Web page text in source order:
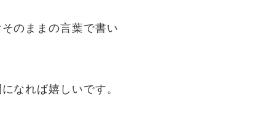
のままの言葉で書い
なれば嬉しいです。